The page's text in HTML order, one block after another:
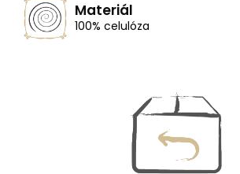
Materiál
100% celulóza